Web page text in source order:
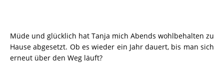
Müde und glücklich hat Tanja mich Abends wohlbehalten zu
Hause abgesetzt. Ob es wieder ein Jahr dauert, bis man sich
erneut über den Weg läuft?